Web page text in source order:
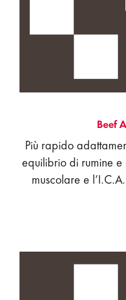
Beef
Più rapido
equilibrio di rumine e
muscolare e